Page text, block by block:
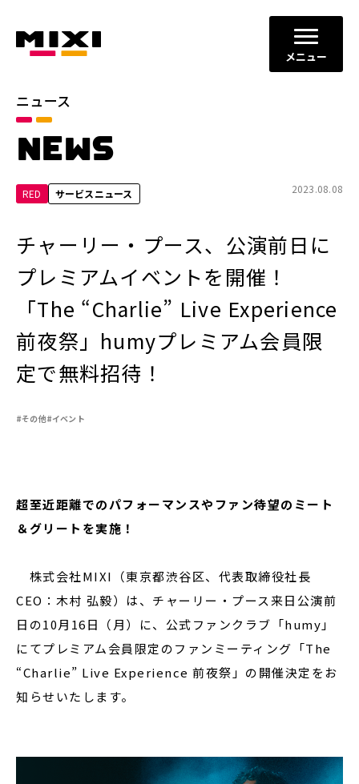
メニュー
ニュース
NEWS
RED サービスニュース 2023.08.08
チャーリー・プース、公演前日に
プレミアムイベントを開催！
「The “Charlie” Live Experience
前夜祭」humyプレミアム会員限
定で無料招待！
#その他#イベント
超至近距離でのパフォーマンスやファン待望のミート
＆グリートを実施！
株式会社MIXI（東京都渋谷区、代表取締役社長
CEO：木村 弘毅）は、チャーリー・プース来日公演前
日の10月16日（月）に、公式ファンクラブ「humy」
にてプレミアム会員限定のファンミーティング「The
“Charlie” Live Experience 前夜祭」の開催決定をお
知らせいたします。
カテゴリ
お知らせ
2026年 2025年